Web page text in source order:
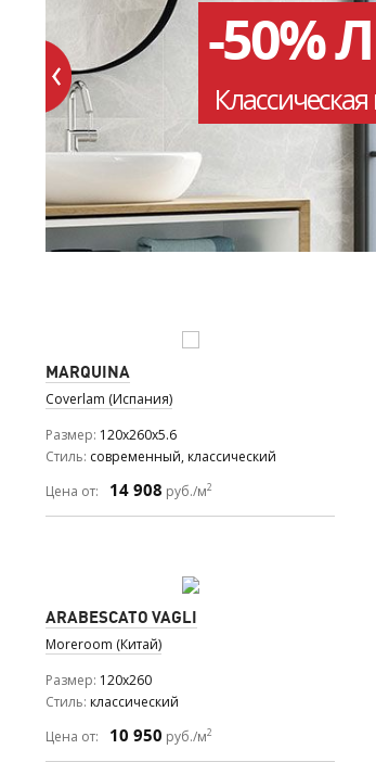
-50%
MARQUINA
Coverlam (Испания)
Размер 120x260x5.6
Стиль современный, классический
Цена от:
14 908 руб./м2
ARABESCATO VAGLI
Moreroom (Китай)
Размер 120x260
Стиль классический
Цена от:
10 950 руб./м2